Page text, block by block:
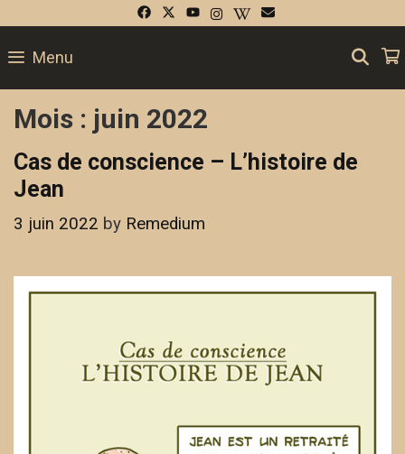
content
Menu
Mois : juin 2022
Cas de conscience – L’histoire de
Jean
3 juin 2022 by Remedium